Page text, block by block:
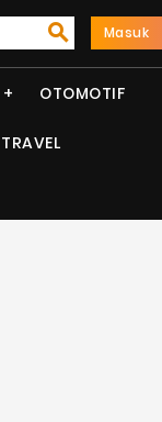
Masuk
OTOMOTIF
TRAVEL